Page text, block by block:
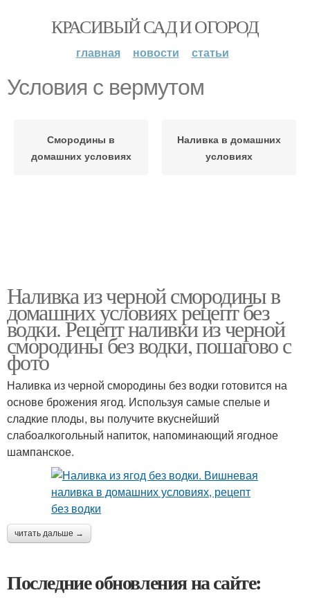
КРАСИВЫЙ САД И ОГОРОД
главная новости статьи
Условия с вермутом
Смородины в
домашних условиях
Наливка в домашних
условиях
Наливка из черной смородины в
домашних условиях рецепт без
водки. Рецепт наливки из черной
смородины без водки, пошагово с
фото
Наливка из черной смородины без водки готовится на
основе брожения ягод. Используя самые спелые и
сладкие плоды, вы получите вкуснейший
слабоалкогольный напиток, напоминающий ягодное
шампанское.
читать дальше →
Последние обновления на сайте: